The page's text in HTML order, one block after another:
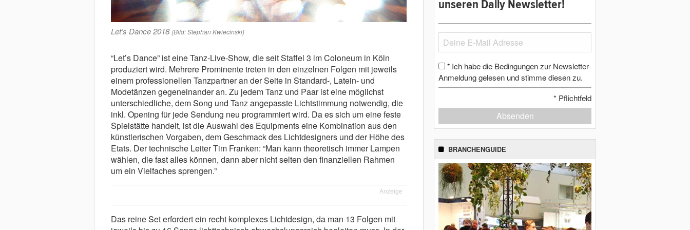
Let’s Dance 2018 (Bild: Stephan Kwiecinski)
“Let’s Dance” ist eine Tanz-Live-Show, die seit Staffel 3 im Coloneum in Köln
produziert wird. Mehrere Prominente treten in den einzelnen Folgen mit jeweils
einem professionellen Tanzpartner an der Seite in Standard-, Latein- und
Modetänzen gegeneinander an. Zu jedem Tanz und Paar ist eine möglichst
unterschiedliche, dem Song und Tanz angepasste Lichtstimmung notwendig, die
inkl. Opening für jede Sendung neu programmiert wird. Da es sich um eine feste
Spielstätte handelt, ist die Auswahl des Equipments eine Kombination aus den
künstlerischen Vorgaben, dem Geschmack des Lichtdesigners und der Höhe des
Etats. Der technische Leiter Tim Franken: “Man kann theoretisch immer Lampen
wählen, die fast alles können, dann aber nicht selten den finanziellen Rahmen
um ein Vielfaches sprengen.”
Anzeige
Das reine Set erfordert ein recht komplexes Lichtdesign, da man 13 Folgen mit
unseren Daily Newsletter!
* Ich habe die Bedingungen zur Newsletter-
Anmeldung gelesen und stimme diesen zu.
* Pflichtfeld
Absenden
BRANCHENGUIDE